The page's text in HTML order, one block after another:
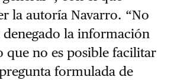
la autoría Navarro. “No
denegado la información
que no es posible facilitar
formulada de